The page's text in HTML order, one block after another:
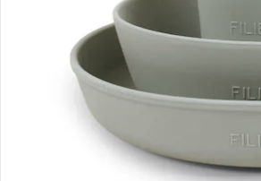
Gutscheine & Aktionen
Kontakt & Service
Filialen & Beratung